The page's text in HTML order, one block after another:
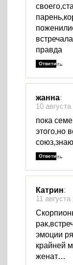
правда
Ответить
жанна:
10
пока
этого,но
Ответить
Катрин:
11
эмоции
крайней
женат…